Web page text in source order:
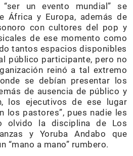
un evento mundial” se
África y Europa, además de
con cultores del pop y
de ese momento como
tantos espacios disponibles
público participante, pero no
reinó a tal extremo
se debían presentar los
de ausencia de público y
los ejecutivos de ese lugar
los pastores”, pues nadie les
olvido la disciplina de Los
y Yoruba Andabo que
“mano a mano” rumbero.